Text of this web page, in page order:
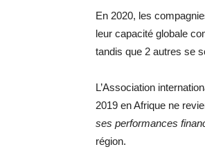
En 2020, les
leur capacité globale
tandis que 2 autres se
L’Association
2019 en Afrique ne
ses performances
région.